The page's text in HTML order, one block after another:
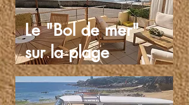
Le "Bol de mer"
sur la plage